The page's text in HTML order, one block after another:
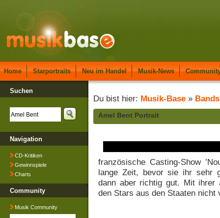
Home Starportraits Neu im Handel Musik-News
Suchen
Navigation
CD-Kritiken
Gewinnspiele
Charts
Community
Musik Community
Du bist hier: Musik-Base » Bands
Amel Bent Portrait
französische Casting-Show
lange Zeit, bevor sie ihr sehr
dann aber richtig gut. Mit ihrer
den Stars aus den Staaten